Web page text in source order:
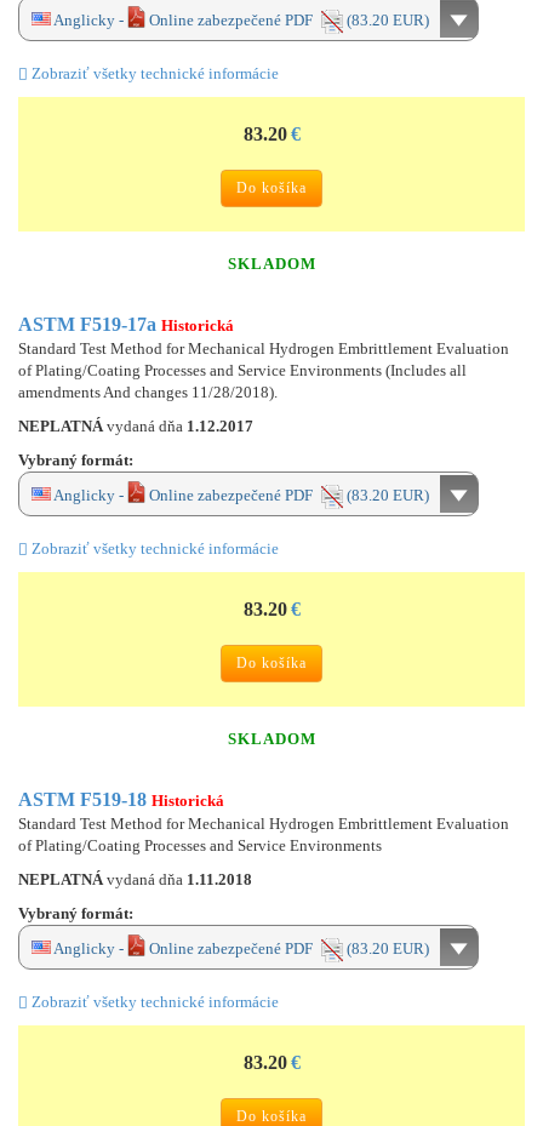
Anglicky -
Online zabezpečené PDF (83.20 EUR)
Zobraziť všetky technické informácie
83.20 €
Do košíka
SKLADOM
ASTM F519-17a Historická
Standard Test Method for Mechanical Hydrogen Embrittlement Evaluation
of Plating/Coating Processes and Service Environments (Includes all
amendments And changes 11/28/2018).
NEPLATNÁ vydaná dňa 1.12.2017
Vybraný formát:
Anglicky -
Online zabezpečené PDF (83.20 EUR)
Zobraziť všetky technické informácie
83.20 €
Do košíka
SKLADOM
ASTM F519-18 Historická
Standard Test Method for Mechanical Hydrogen Embrittlement Evaluation
of Plating/Coating Processes and Service Environments
NEPLATNÁ vydaná dňa 1.11.2018
Vybraný formát:
Anglicky -
Online zabezpečené PDF (83.20 EUR)
Zobraziť všetky technické informácie
83.20 €
Do košíka